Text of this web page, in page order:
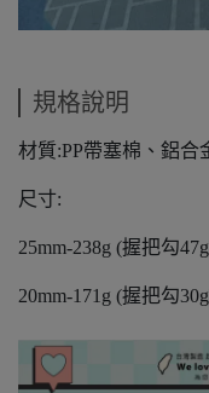
規格說明
材質:PP帶塞棉、鋁合
尺寸:
25mm-238g (握把勾
20mm-171g (握把勾